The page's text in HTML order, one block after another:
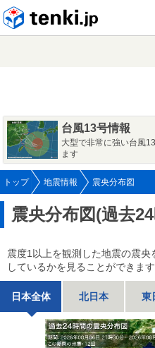
台風13号情報
大型で非常に強い台風
ます
トップ 地震情報 震央分布図
震央分布図(過去
震度1以上を観測した地震の震
しているかを見ることができます
日本全体 北日本 東